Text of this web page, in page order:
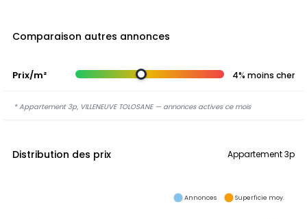
Comparaison autres annonces
Prix/m² 4% moins cher
* Appartement 3p, VILLENEUVE TOLOSANE — annonces actives ce mois
Distribution des prix Appartement 3p
Annonces Superficie moy.